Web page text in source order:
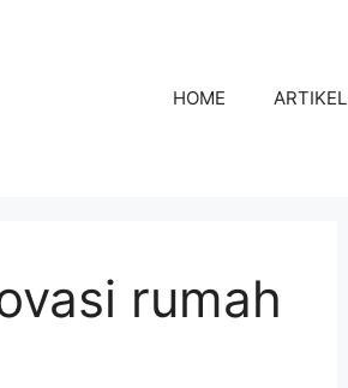
HOME ARTIKEL
rumah